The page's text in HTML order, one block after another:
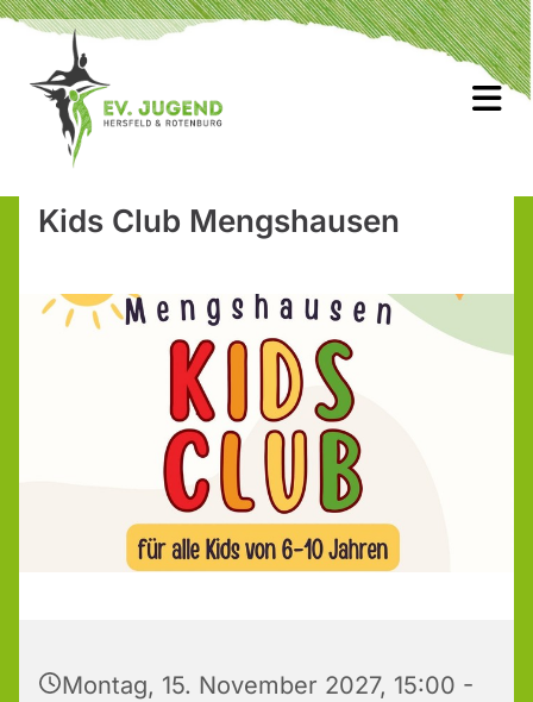
Kids Club Mengshausen
Montag, 15. November 2027, 15:00 -